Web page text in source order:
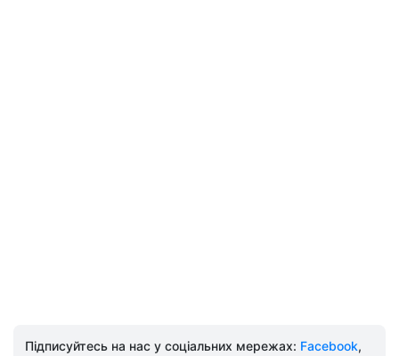
Підписуйтесь на нас у соціальних мережах: Facebook,